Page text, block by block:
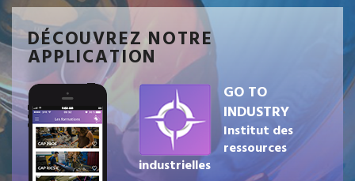
DÉCOUVREZ NOTRE
APPLICATION
GO TO
INDUSTRY
Institut des
ressources
industrielles